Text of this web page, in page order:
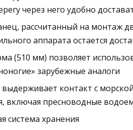
через него удобно
рассчитанный на монтаж
аппарата остается
(510 мм) позволяет
зарубежные аналоги
выдерживает контакт с
включая пресноводные
система хранения